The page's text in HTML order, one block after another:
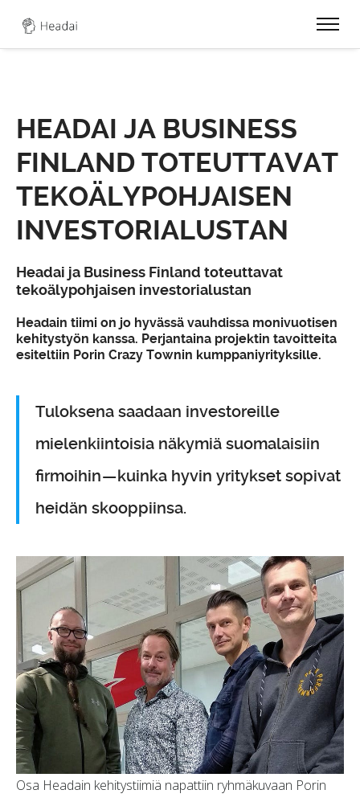
HEADAI JA BUSINESS
FINLAND TOTEUTTAVAT
TEKOÄLYPOHJAISEN
INVESTORIALUSTAN
Headai ja Business Finland toteuttavat
tekoälypohjaisen investorialustan
Headain tiimi on jo hyvässä vauhdissa monivuotisen
kehitystyön kanssa. Perjantaina projektin tavoitteita
esiteltiin Porin Crazy Townin kumppaniyrityksille.
Tuloksena saadaan investoreille
mielenkiintoisia näkymiä suomalaisiin
firmoihin — kuinka hyvin yritykset sopivat
heidän skooppiinsa.
Osa Headain kehitystiimiä napattiin ryhmäkuvaan Porin